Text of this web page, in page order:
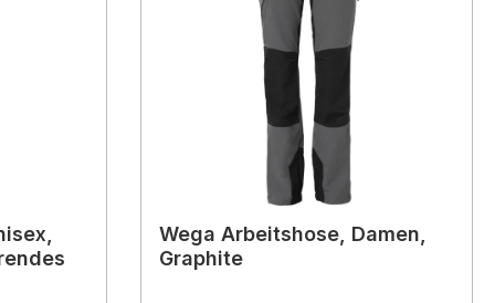
Wega Arbeitshose, Damen,
Graphite